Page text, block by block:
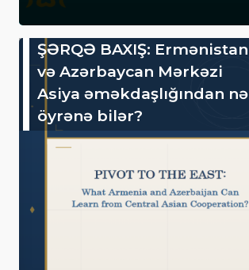
ŞƏRQƏ BAXIŞ: Ermənistan
və Azərbaycan Mərkəzi
Asiya əməkdaşlığından nə
öyrənə bilər?